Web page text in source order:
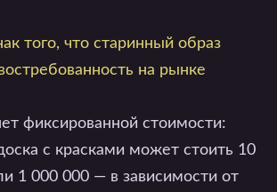
того, что старинный образ
на рынке
фиксированной стоимости:
с красками может стоить 10
1 000 000 — в зависимости от